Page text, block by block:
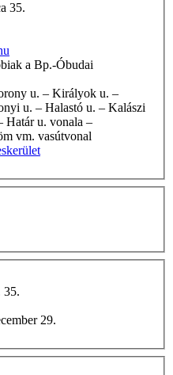
35.
u. – Halastó u. – Kalászi
Határ u. vonala –
vm. vasútvonal
35.
és december 29.